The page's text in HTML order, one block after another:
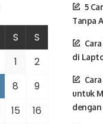
S
S
1
2
8
9
15
16
5
Tanpa
di
untuk